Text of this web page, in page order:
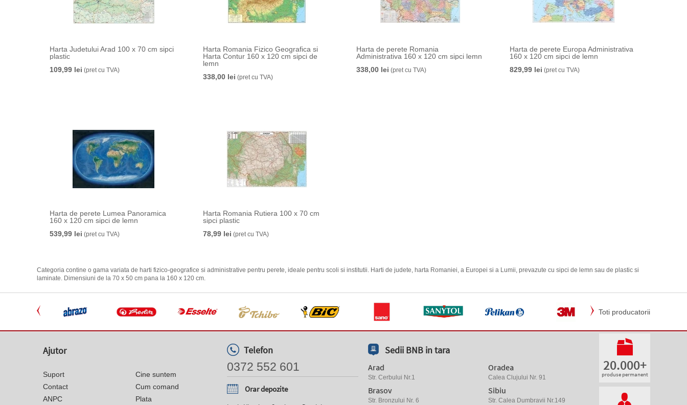
Harta Judetului Arad 100 x 70 cm sipci
plastic
109,99 lei (pret cu TVA)
Harta Romania Fizico Geografica si
Harta Contur 160 x 120 cm sipci de
lemn
338,00 lei (pret cu TVA)
Harta de perete Romania
Administrativa 160 x 120 cm sipci lemn
338,00 lei (pret cu TVA)
Harta de perete Europa Administrativa
160 x 120 cm sipci de lemn
829,99 lei (pret cu TVA)
Harta de perete Lumea Panoramica
160 x 120 cm sipci de lemn
539,99 lei (pret cu TVA)
Harta Romania Rutiera 100 x 70 cm
sipci plastic
78,99 lei (pret cu TVA)
Categoria contine o gama variata de harti fizico-geografice si administrative pentru perete, ideale pentru scoli si institutii. Harti de judete, harta Romaniei, a Europei si a Lumii, prevazute cu sipci de lemn sau de plastic si
laminate. Dimensiuni de la 70 x 50 cm pana la 160 x 120 cm.
Toti producatorii
Ajutor
Suport
Contact
ANPC
Cine suntem
Cum comand
Plata
Telefon
0372 552 601
Orar depozite
Sedii BNB in tara
Arad
Str. Cerbului Nr.1
Brasov
Str. Bronzului Nr. 6
Oradea
Calea Clujului Nr. 91
Sibiu
Str. Calea Dumbravii Nr.149
20.000+
produse permanent